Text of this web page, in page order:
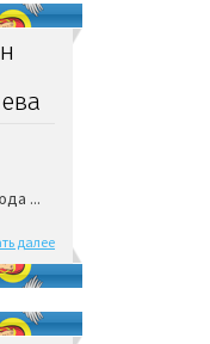
...
далее